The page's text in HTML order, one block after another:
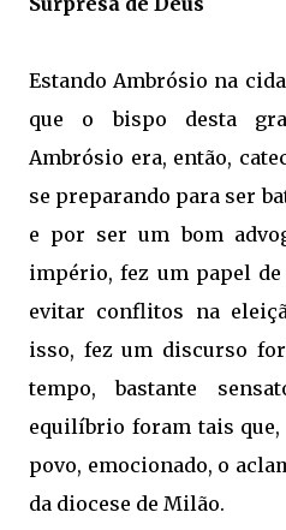
Estando Ambrósio na
que o bispo desta
Ambrósio era, então,
se preparando para ser
e por ser um bom
império, fez um papel
evitar conflitos na
isso, fez um discurso
tempo, bastante
equilíbrio foram tais
povo, emocionado, o
da diocese de Milão.